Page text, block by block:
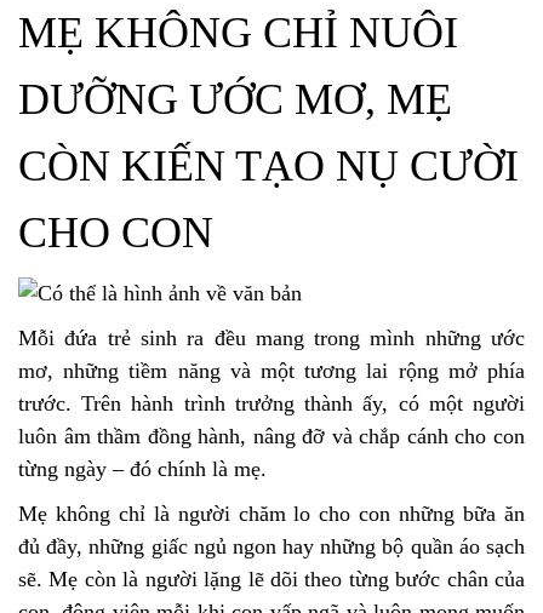
MẸ KHÔNG CHỈ NUÔI
DƯỠNG ƯỚC MƠ, MẸ
CÒN KIẾN TẠO NỤ CƯỜI
CHO CON
Mỗi đứa trẻ sinh ra đều mang trong mình những ước
mơ, những tiềm năng và một tương lai rộng mở phía
trước. Trên hành trình trưởng thành ấy, có một người
luôn âm thầm đồng hành, nâng đỡ và chắp cánh cho con
từng ngày – đó chính là mẹ.
Mẹ không chỉ là người chăm lo cho con những bữa ăn
đủ đầy, những giấc ngủ ngon hay những bộ quần áo sạch
sẽ. Mẹ còn là người lặng lẽ dõi theo từng bước chân của